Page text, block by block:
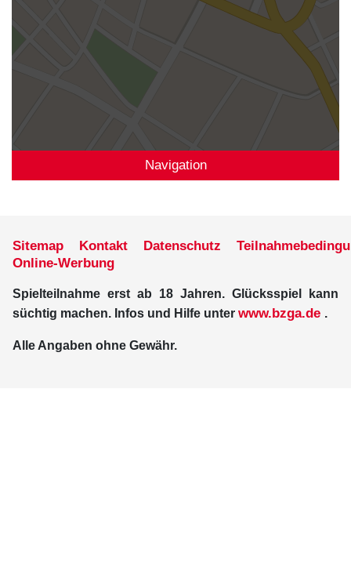
Navigation
Sitemap Kontakt Datenschutz
Online-Werbung
Spielteilnahme erst ab 18 Jahren. Glücksspiel kann
süchtig machen. Infos und Hilfe unter www.bzga.de .
Alle Angaben ohne Gewähr.